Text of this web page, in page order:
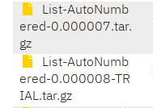
List-AutoNumb
ered-0.000007.tar.
gz
List-AutoNumb
ered-0.000008-TR
IAL.tar.gz